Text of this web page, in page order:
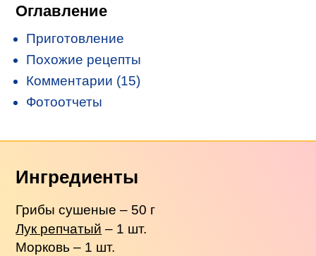
Оглавление
Приготовление
Похожие рецепты
Комментарии (15)
Фотоотчеты
Ингредиенты
Грибы сушеные – 50 г
Лук репчатый – 1 шт.
Морковь – 1 шт.